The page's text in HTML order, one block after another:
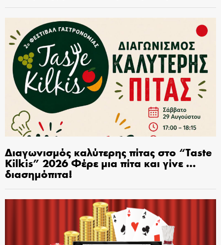
Διαγωνισμός καλύτερης πίτας στο “Taste
Kilkis” 2026 Φέρε μια πίτα και γίνε …
διασημόπιτα!